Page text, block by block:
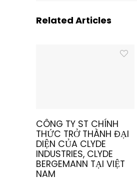
Related Articles
CÔNG TY ST CHÍNH
THỨC TRỞ THÀNH ĐẠI
DIỆN CỦA CLYDE
INDUSTRIES, CLYDE
BERGEMANN TẠI VIỆT
NAM